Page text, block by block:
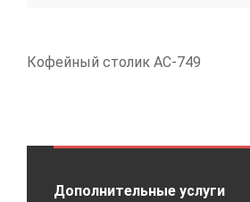
Кофейный столик АС-749
Дополнительные услуги